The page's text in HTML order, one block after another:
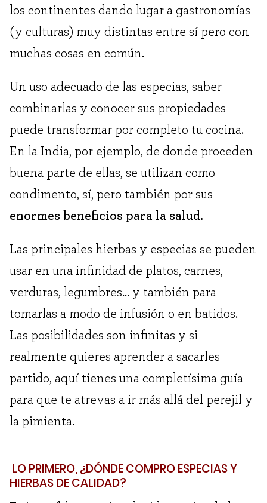
los continentes dando lugar a gastronomías
(y culturas) muy distintas entre sí pero con
muchas cosas en común.
Un uso adecuado de las especias, saber
combinarlas y conocer sus propiedades
puede transformar por completo tu cocina.
En la India, por ejemplo, de donde proceden
buena parte de ellas, se utilizan como
condimento, sí, pero también por sus
enormes beneficios para la salud.
Las principales hierbas y especias se pueden
usar en una infinidad de platos, carnes,
verduras, legumbres… y también para
tomarlas a modo de infusión o en batidos.
Las posibilidades son infinitas y si
realmente quieres aprender a sacarles
partido, aquí tienes una completísima guía
para que te atrevas a ir más allá del perejil y
la pimienta.
LO PRIMERO, ¿DÓNDE COMPRO ESPECIAS Y
HIERBAS DE CALIDAD?